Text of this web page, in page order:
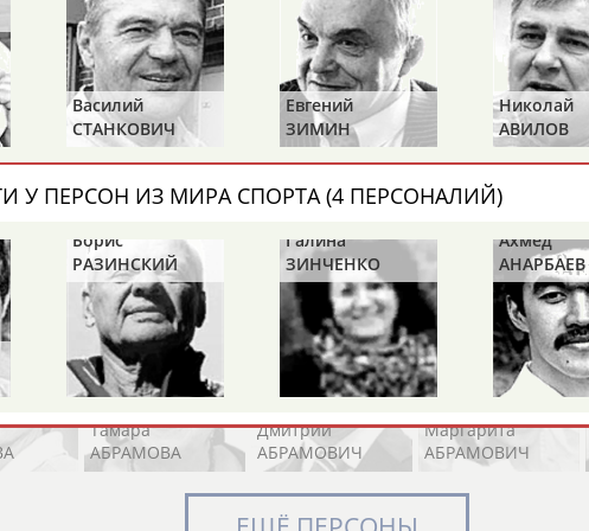
Элизабет
АБРААМЯН
Захария
АБРАМАШВИЛИ
Александр
АБРАМОВ
Павел
АБРАМОВ
Дарья
АБРАМОВА
Екатерина
АБРАМОВА
Тамара
АБРАМОВА
Дмитрий
АБРАМОВИЧ
Маргарита
АБРАМОВИЧ
Василий
СТАНКОВИЧ
Евгений
ЗИМИН
Николай
АВИЛОВ
У ПЕРСОН ИЗ МИРА СПОРТА (4 ПЕРСОНАЛИЙ)
Борис
РАЗИНСКИЙ
Галина
ЗИНЧЕНКО
Ахмед
АНАРБАЕВ